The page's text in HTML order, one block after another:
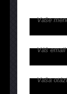
Vaše
Váš email
Vaša